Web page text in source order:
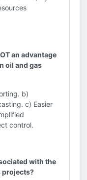
an advantage
oil and gas
b)
c) Easier
control.
with the
projects?